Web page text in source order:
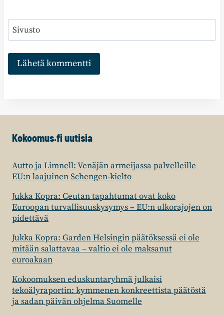
Sivusto
Kokoomus.fi uutisia
Autto ja Limnell: Venäjän armeijassa palvelleille
EU:n laajuinen Schengen-kielto
Jukka Kopra: Ceutan tapahtumat ovat koko
Euroopan turvallisuuskysymys – EU:n ulkorajojen on
pidettävä
Jukka Kopra: Garden Helsingin päätöksessä ei ole
mitään salattavaa – valtio ei ole maksanut
euroakaan
Kokoomuksen eduskuntaryhmä julkaisi
tekoälyraportin: kymmenen konkreettista päätöstä
ja sadan päivän ohjelma Suomelle